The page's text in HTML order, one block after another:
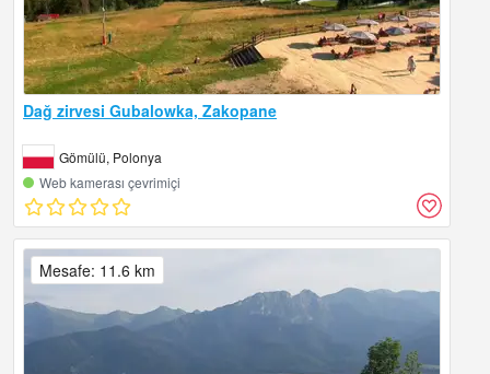
Dağ zirvesi Gubalowka, Zakopane
Gömülü, Polonya
Web kamerası çevrimiçi
Mesafe: 11.6 km